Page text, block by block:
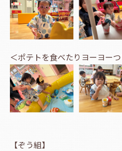
＜ポテトを食べたりヨーヨー
【ぞう組】